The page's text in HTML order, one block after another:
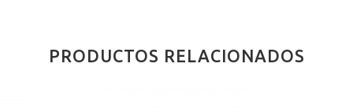
PRODUCTOS RELACIONADOS